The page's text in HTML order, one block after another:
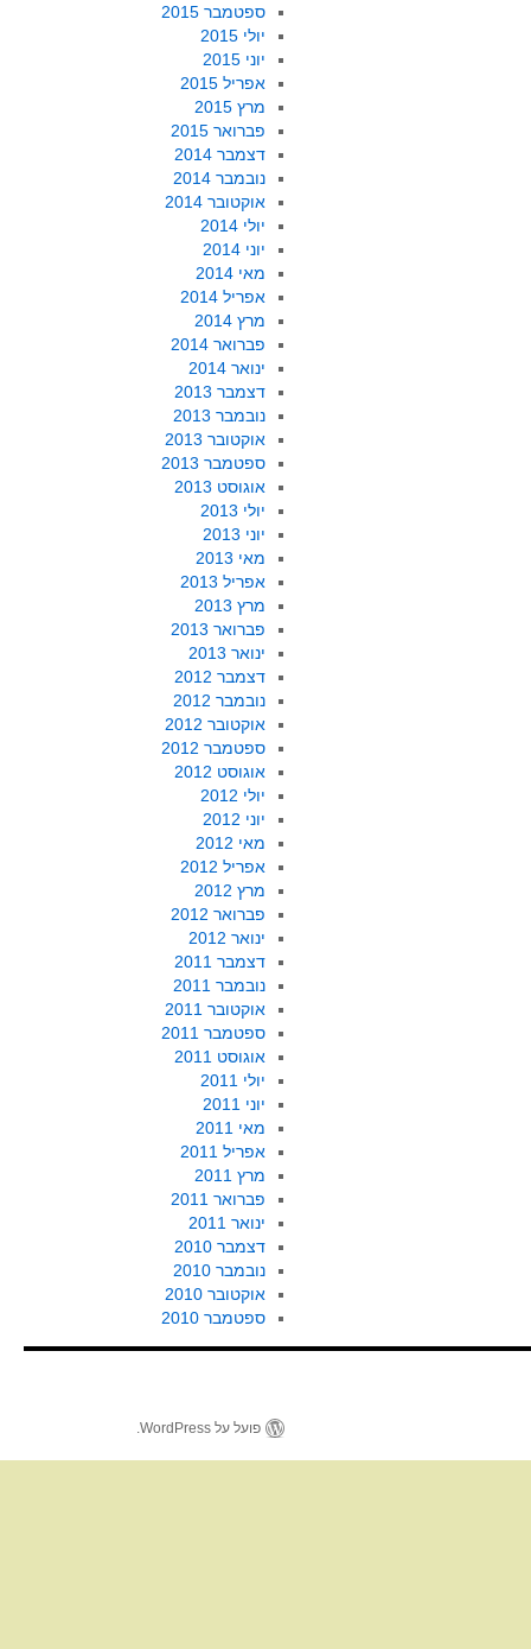
ספטמבר 2015
יולי 2015
יוני 2015
אפריל 2015
מרץ 2015
פברואר 2015
דצמבר 2014
נובמבר 2014
אוקטובר 2014
יולי 2014
יוני 2014
מאי 2014
אפריל 2014
מרץ 2014
פברואר 2014
ינואר 2014
דצמבר 2013
נובמבר 2013
אוקטובר 2013
ספטמבר 2013
אוגוסט 2013
יולי 2013
יוני 2013
מאי 2013
אפריל 2013
מרץ 2013
פברואר 2013
ינואר 2013
דצמבר 2012
נובמבר 2012
אוקטובר 2012
ספטמבר 2012
אוגוסט 2012
יולי 2012
יוני 2012
מאי 2012
אפריל 2012
מרץ 2012
פברואר 2012
ינואר 2012
דצמבר 2011
נובמבר 2011
אוקטובר 2011
ספטמבר 2011
אוגוסט 2011
יולי 2011
יוני 2011
מאי 2011
אפריל 2011
מרץ 2011
פברואר 2011
ינואר 2011
דצמבר 2010
נובמבר 2010
אוקטובר 2010
ספטמבר 2010
פועל על WordPress.